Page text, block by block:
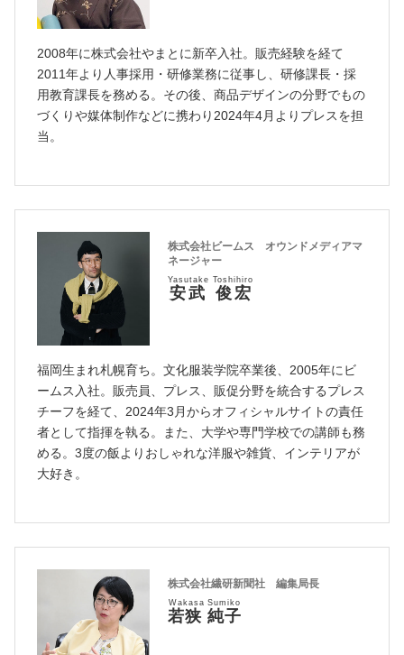
2008年に株式会社やまとに新卒入社。販売経験を経て
2011年より人事採用・研修業務に従事し、研修課長・採
用教育課長を務める。その後、商品デザインの分野でもの
づくりや媒体制作などに携わり2024年4月よりプレスを担
当。
株式会社ビームス オウンドメディアマ
ネージャー
安武 俊宏
Yasutake Toshihiro
福岡生まれ札幌育ち。文化服装学院卒業後、2005年にビ
ームス入社。販売員、プレス、販促分野を統合するプレス
チーフを経て、2024年3月からオフィシャルサイトの責任
者として指揮を執る。また、大学や専門学校での講師も務
める。3度の飯よりおしゃれな洋服や雑貨、インテリアが
大好き。
株式会社繊研新聞社 編集局長
若狭 純子
Wakasa Sumiko